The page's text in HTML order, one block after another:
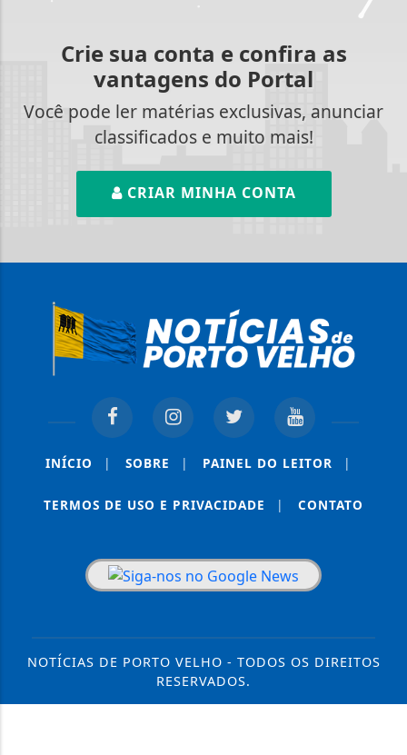
Crie sua conta e confira as
vantagens do Portal
Você pode ler matérias exclusivas, anunciar
classificados e muito mais!
CRIAR MINHA CONTA
INÍCIO | SOBRE | PAINEL DO LEITOR |
TERMOS DE USO E PRIVACIDADE | CONTATO
NOTÍCIAS DE PORTO VELHO - TODOS OS DIREITOS
RESERVADOS.